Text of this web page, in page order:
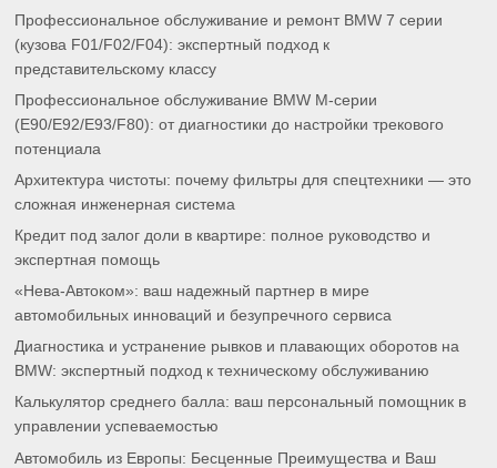
Профессиональное обслуживание и ремонт BMW 7 серии
(кузова F01/F02/F04): экспертный подход к
представительскому классу
Профессиональное обслуживание BMW M-серии
(E90/E92/E93/F80): от диагностики до настройки трекового
потенциала
Архитектура чистоты: почему фильтры для спецтехники — это
сложная инженерная система
Кредит под залог доли в квартире: полное руководство и
экспертная помощь
«Нева-Автоком»: ваш надежный партнер в мире
автомобильных инноваций и безупречного сервиса
Диагностика и устранение рывков и плавающих оборотов на
BMW: экспертный подход к техническому обслуживанию
Калькулятор среднего балла: ваш персональный помощник в
управлении успеваемостью
Автомобиль из Европы: Бесценные Преимущества и Ваш